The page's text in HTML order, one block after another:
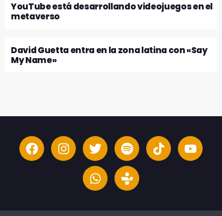
YouTube está desarrollando videojuegos en el
metaverso
David Guetta entra en la zona latina con «Say
My Name»